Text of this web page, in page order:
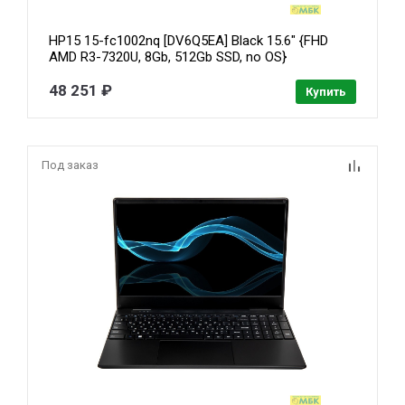
HP15 15-fc1002nq [DV6Q5EA] Black 15.6" {FHD
AMD R3-7320U, 8Gb, 512Gb SSD, no OS}
48 251 ₽ Купить
Под заказ